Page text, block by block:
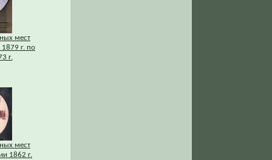
мест
г. по
г.
мест
1862 г.